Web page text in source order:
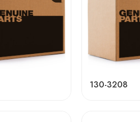
130-3208